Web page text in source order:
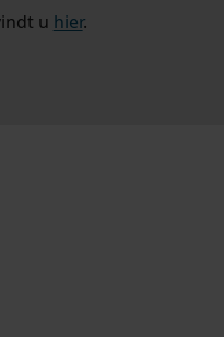
u hier.